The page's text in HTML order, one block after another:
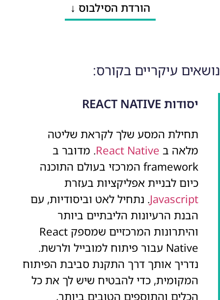
הורדת הסילבוס ↓
נושאים עיקריים בקורס:
יסודות REACT NATIVE
תחילת המסע שלך לקראת שליטה
מלאה ב React Native. מדובר ב
framework המרכזי בעולם התוכנה
כיום לבניית אפליקציות בעזרת
Javascript. נתחיל לאט וביסודיות, עם
הבנת הרעיונות הליבתיים ביותר
והיתרונות המרכזיים שמספק React
Native עבור פיתוח למובייל ולרשת.
נדריך אותך דרך התקנת סביבת הפיתוח
המקומית, כדי להבטיח שיש לך את כל
הכלים והתוספים הטובים ביותר,